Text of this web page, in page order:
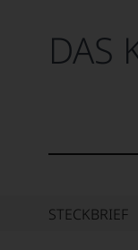
DAS
STECKBRIEF